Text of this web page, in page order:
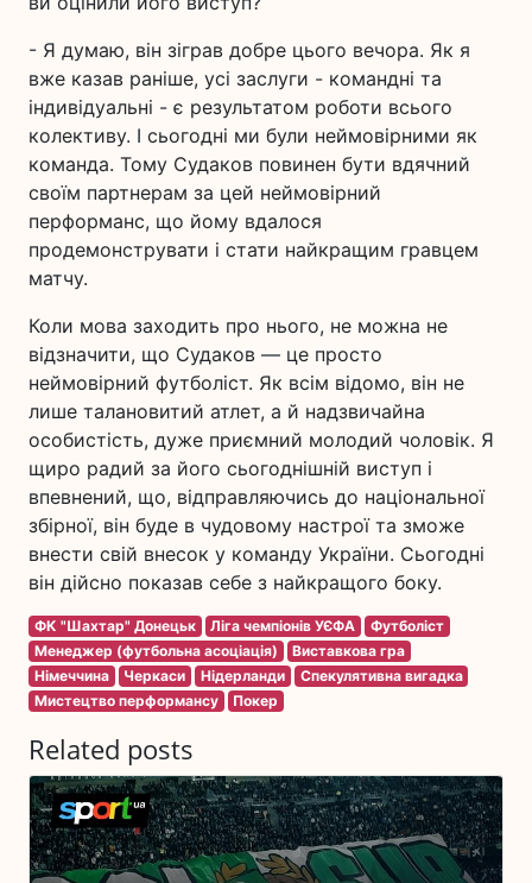
- Я думаю, він зіграв добре цього вечора. Як я
вже казав раніше, усі заслуги - командні та
індивідуальні - є результатом роботи всього
колективу. І сьогодні ми були неймовірними як
команда. Тому Судаков повинен бути вдячний
своїм партнерам за цей неймовірний
перформанс, що йому вдалося
продемонструвати і стати найкращим гравцем
матчу.
Коли мова заходить про нього, не можна не
відзначити, що Судаков — це просто
неймовірний футболіст. Як всім відомо, він не
лише талановитий атлет, а й надзвичайна
особистість, дуже приємний молодий чоловік. Я
щиро радий за його сьогоднішній виступ і
впевнений, що, відправляючись до національної
збірної, він буде в чудовому настрої та зможе
внести свій внесок у команду України. Сьогодні
він дійсно показав себе з найкращого боку.
ФК "Шахтар" Донецьк Ліга чемпіонів УЄФА
Футболіст
Менеджер (футбольна асоціація)
Виставкова гра
Німеччина
Черкаси Нідерланди
Спекулятивна вигадка
Мистецтво перформансу
Покер
Related posts